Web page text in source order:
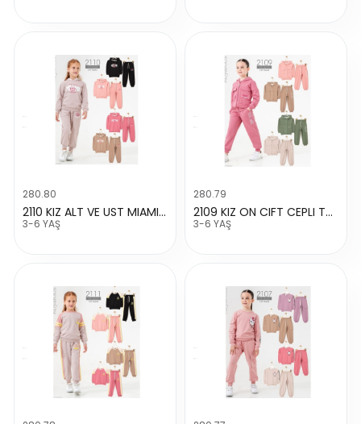
280.80
2110 KIZ ALT VE UST MIAMI BASKILI TAKIM
3-6 YAŞ
280.79
2109 KIZ ON CIFT CEPLI THINK BASKILI TAKIM
3-6 YAŞ